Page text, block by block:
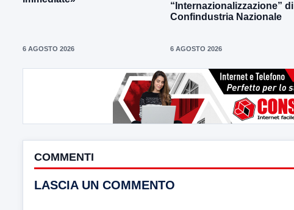
6 AGOSTO 2026
“Internazionalizzazione” di
Confindustria Nazionale
6 AGOSTO 2026
COMMENTI
LASCIA UN COMMENTO